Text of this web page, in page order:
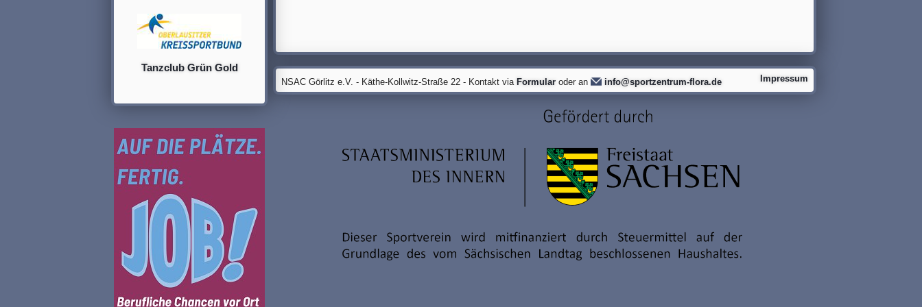
NSAC Görlitz e.V. - Käthe-Kollwitz-Straße 22 - Kontakt via Formular oder an info@sportzentrum-flora.de Impressum
Tanzclub Grün Gold